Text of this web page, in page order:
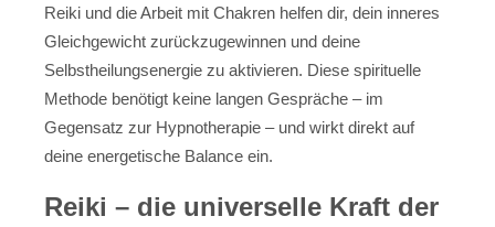
Reiki und die Arbeit mit Chakren helfen dir, dein inneres
Gleichgewicht zurückzugewinnen und deine
Selbstheilungsenergie zu aktivieren. Diese spirituelle
Methode benötigt keine langen Gespräche – im
Gegensatz zur Hypnotherapie – und wirkt direkt auf
deine energetische Balance ein.
Reiki – die universelle Kraft der